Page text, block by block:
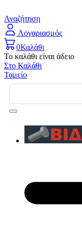
Αναζήτηση
Λογαριασμός
0Καλάθι
Το καλάθι είναι άδειο
Στο Καλάθι
Ταμείο